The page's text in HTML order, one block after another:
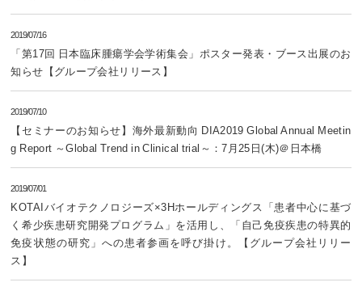
2019/07/16
「第17回 日本臨床腫瘍学会学術集会」ポスター発表・ブース出展のお
知らせ【グループ会社リリース】
2019/07/10
【セミナーのお知らせ】海外最新動向 DIA2019 Global Annual Meetin
g Report ～Global Trend in Clinical trial～：7月25日(木)＠日本橋
2019/07/01
KOTAIバイオテクノロジーズ×3Hホールディングス「患者中心に基づ
く希少疾患研究開発プログラム」を活用し、「自己免疫疾患の特異的
免疫状態の研究」への患者参画を呼び掛け。【グループ会社リリー
ス】